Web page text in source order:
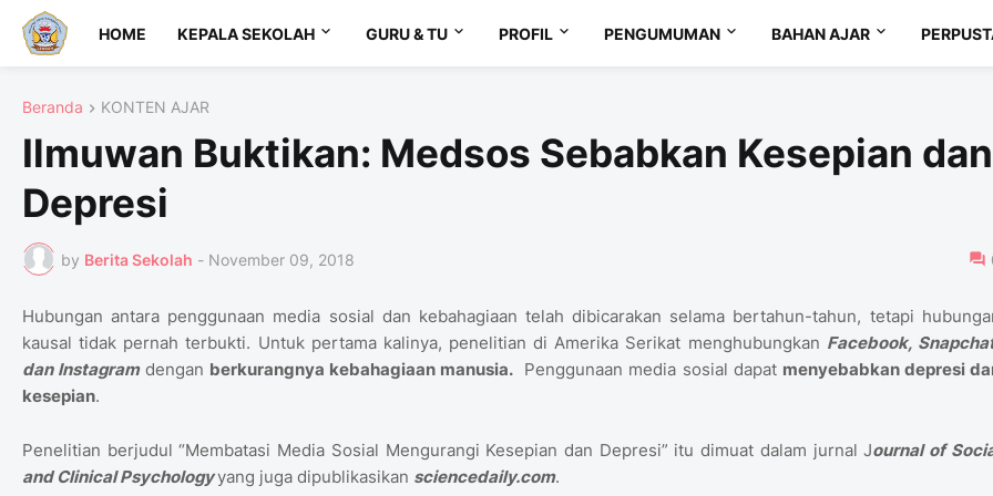
HOME KEPALA SEKOLAH GURU & TU PROFIL PENGUMUMAN BAHAN AJAR
Beranda KONTEN AJAR
Ilmuwan Buktikan: Medsos Sebabkan Kesepian dan
Depresi
by Berita Sekolah - November 09, 2018
Hubungan antara penggunaan media sosial dan kebahagiaan telah dibicarakan selama bertahun-tahun, tetapi
kausal tidak pernah terbukti. Untuk pertama kalinya, penelitian di Amerika Serikat menghubungkan Facebook,
dan Instagramdengan berkurangnya kebahagiaan manusia. Penggunaan media sosial dapat menyebabkan depresi
kesepian.
Penelitian berjudul “Membatasi Media Sosial Mengurangi Kesepian dan Depresi” itu dimuat dalam jurnal Journal of
and Clinical Psychologyyang juga dipublikasikan sciencedaily.com.